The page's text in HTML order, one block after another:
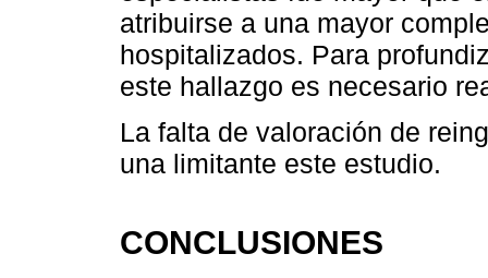
atribuirse a una mayor
hospitalizados. Para
este hallazgo es necesario
La falta de valoración de
una limitante este estudio.
CONCLUSIONES